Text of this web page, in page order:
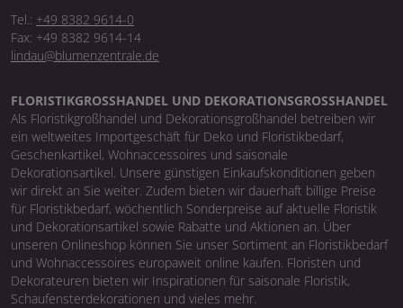
Tel.: +49 8382 9614-0
Fax: +49 8382 9614-14
lindau@blumenzentrale.de
FLORISTIKGROSSHANDEL UND DEKORATIONSGROSSHANDEL
Als Floristikgroßhandel und Dekorationsgroßhandel betreiben wir
ein weltweites Importgeschäft für Deko und Floristikbedarf,
Geschenkartikel, Wohnaccessoires und saisonale
Dekorationsartikel. Unsere günstigen Einkaufskonditionen geben
wir direkt an Sie weiter. Zudem bieten wir dauerhaft billige Preise
für Floristikbedarf, wöchentlich Sonderpreise auf aktuelle Floristik
und Dekorationsartikel sowie Rabatte und Aktionen an. Über
unseren Onlineshop können Sie unser Sortiment an Floristikbedarf
und Wohnaccessoires europaweit online kaufen. Floristen und
Dekorateuren bieten wir Inspirationen für saisonale Floristik,
Schaufensterdekorationen und vieles mehr.